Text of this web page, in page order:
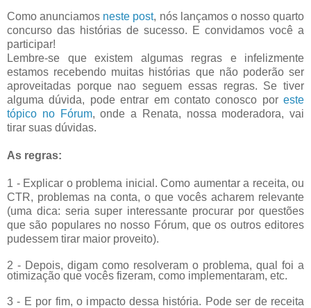
Como anunciamos neste post, nós lançamos o nosso quarto
concurso das histórias de sucesso. E convidamos você a
participar!
Lembre-se que existem algumas regras e infelizmente
estamos recebendo muitas histórias que não poderão ser
aproveitadas porque nao seguem essas regras. Se tiver
alguma dúvida, pode entrar em contato conosco por este
tópico no Fórum, onde a Renata, nossa moderadora, vai
tirar suas dúvidas.
As regras:
1 - Explicar o problema inicial. Como aumentar a receita, ou
CTR, problemas na conta, o que vocês acharem relevante
(uma dica: seria super interessante procurar por questões
que são populares no nosso Fórum, que os outros editores
pudessem tirar maior proveito).
2 - Depois, digam como resolveram o problema, qual foi a
otimização que vocês fizeram, como implementaram, etc.
3 - E por fim, o impacto dessa história. Pode ser de receita